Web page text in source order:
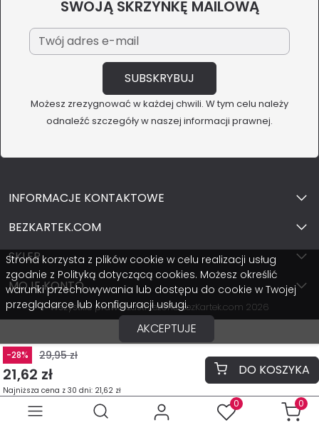
-28% 29,95 zł
21,62 zł
Najniższa cena z 30 dni: 21,62 zł
DO KOSZYKA
0 0
SWOJĄ SKRZYNKĘ MAILOWĄ
Możesz zrezygnować w każdej chwili. W tym celu należy
odnaleźć szczegóły w naszej informacji prawnej.
INFORMACJE KONTAKTOWE
BEZKARTEK.COM
SKLEP
MOJE KONTO
Wszystkie prawa zastrzeżone BezKartek.com 2026
Strona korzysta z plików cookie w celu realizacji usług
zgodnie z Polityką dotyczącą cookies. Możesz określić
warunki przechowywania lub dostępu do cookie w Twojej
przeglądarce lub konfiguracji usługi.
AKCEPTUJE